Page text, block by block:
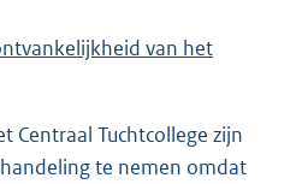
van het
Tuchtcollege zijn
te nemen omdat